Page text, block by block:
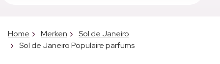
Home Merken
Sol de Janeiro
Sol de Janeiro Populaire parfums